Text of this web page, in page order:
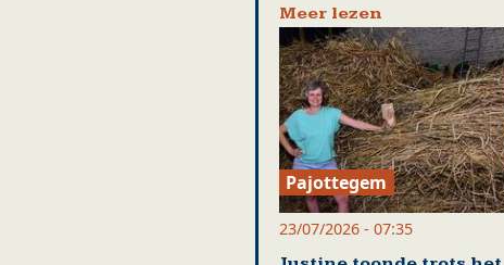
Meer lezen
Pajottegem
23/07/2026 - 07:35